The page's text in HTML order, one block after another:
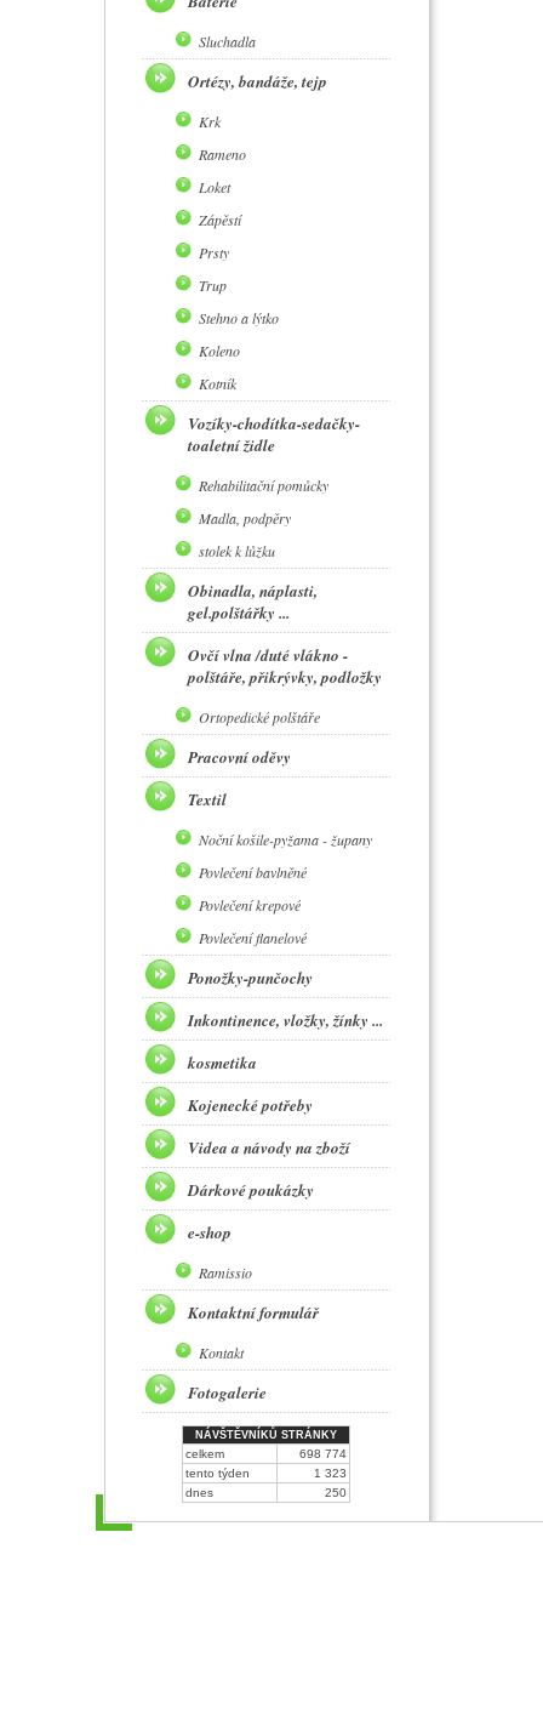
Sluchadla
Ortézy, bandáže, tejp
Krk
Rameno
Loket
Zápěstí
Prsty
Trup
Stehno a lýtko
Koleno
Kotník
Vozíky-chodítka-sedačky-
toaletní židle
Rehabilitační pomůcky
Madla, podpěry
stolek k lůžku
Obinadla, náplasti,
gel.polštářky ...
Ovčí vlna /duté vlákno -
polštáře, přikrývky, podložky
Ortopedické polštáře
Pracovní oděvy
Textil
Noční košile-pyžama - župany
Povlečení bavlněné
Povlečení krepové
Povlečení flanelové
Ponožky-punčochy
Inkontinence, vložky, žínky ...
kosmetika
Kojenecké potřeby
Videa a návody na zboží
Dárkové poukázky
e-shop
Ramissio
Kontaktní formulář
Kontakt
Fotogalerie
NÁVŠTĚVNÍKŮ STRÁNKY
celkem
698 774
tento týden
1 323
dnes
250